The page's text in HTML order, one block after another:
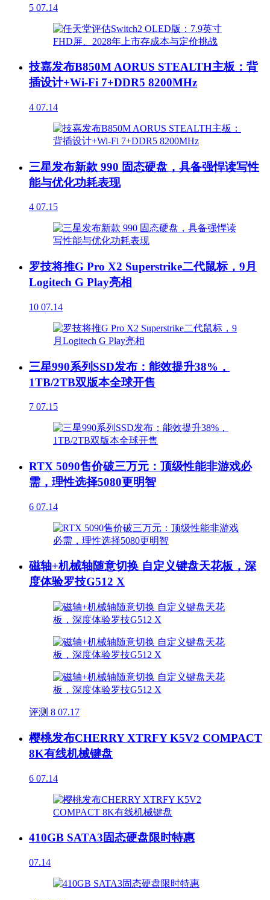
5 07.14
技嘉发布B850M AORUS STEALTH主板：背
插设计+Wi-Fi 7+DDR5 8200MHz
4 07.14
三星发布新款 990 固态硬盘，具备强悍读写性
能与优化功耗表现
4 07.15
罗技将推G Pro X2 Superstrike二代鼠标，9月
Logitech G Play亮相
10 07.14
三星990系列SSD发布：能效提升38%，
1TB/2TB双版本全球开售
7 07.15
RTX 5090售价破三万元：顶级性能非游戏必
需，理性选择5080更明智
6 07.14
磁轴+机械轴随意切换 自定义键盘天花板，深
度体验罗技G512 X
评测 8 07.17
樱桃发布CHERRY XTRFY K5V2 COMPACT
8K有线机械键盘
6 07.14
410GB SATA3固态硬盘限时特惠
07.14